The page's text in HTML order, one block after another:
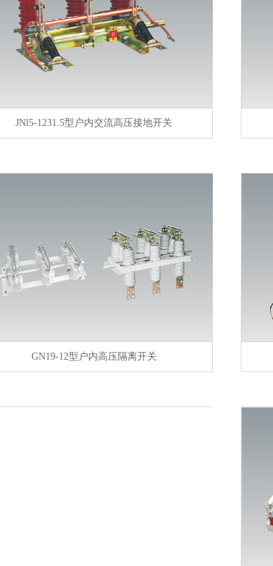
JNl5-1231.5型户内交流高压接地开关
GN19-12型户内高压隔离开关